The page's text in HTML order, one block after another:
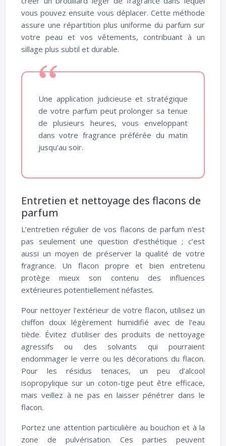
vous pouvez ensuite vous déplacer. Cette méthode
assure une répartition plus uniforme du parfum sur
votre peau et vos vêtements, contribuant à un
sillage plus subtil et durable.
Une application judicieuse et stratégique
de votre parfum peut prolonger sa tenue
de plusieurs heures, vous enveloppant
dans votre fragrance préférée du matin
jusqu’au soir.
Entretien et nettoyage des flacons de
parfum
L’entretien régulier de vos flacons de parfum n’est
pas seulement une question d’esthétique ; c’est
aussi un moyen de préserver la qualité de votre
fragrance. Un flacon propre et bien entretenu
protège mieux son contenu des influences
extérieures potentiellement néfastes.
Pour nettoyer l’extérieur de votre flacon, utilisez un
chiffon doux légèrement humidifié avec de l’eau
tiède. Évitez d’utiliser des produits de nettoyage
agressifs ou des solvants qui pourraient
endommager le verre ou les décorations du flacon.
Pour les résidus tenaces, un peu d’alcool
isopropylique sur un coton-tige peut être efficace,
mais veillez à ne pas en laisser pénétrer dans le
flacon.
Portez une attention particulière au bouchon et à la
zone de pulvérisation. Ces parties peuvent